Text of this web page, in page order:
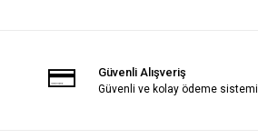
Güvenli Alışveriş
Güvenli ve kolay ödeme sistemi